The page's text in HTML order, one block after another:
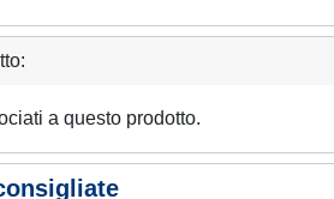
a questo prodotto.